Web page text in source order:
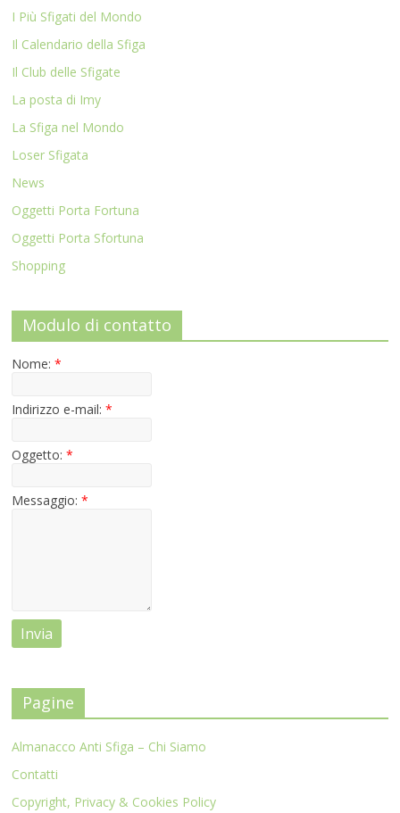
I Più Sfigati del Mondo
Il Calendario della Sfiga
Il Club delle Sfigate
La posta di Imy
La Sfiga nel Mondo
Loser Sfigata
News
Oggetti Porta Fortuna
Oggetti Porta Sfortuna
Shopping
Modulo di contatto
Nome:*
Indirizzo e-mail:*
Oggetto:*
Messaggio:*
Pagine
Almanacco Anti Sfiga – Chi Siamo
Contatti
Copyright, Privacy & Cookies Policy